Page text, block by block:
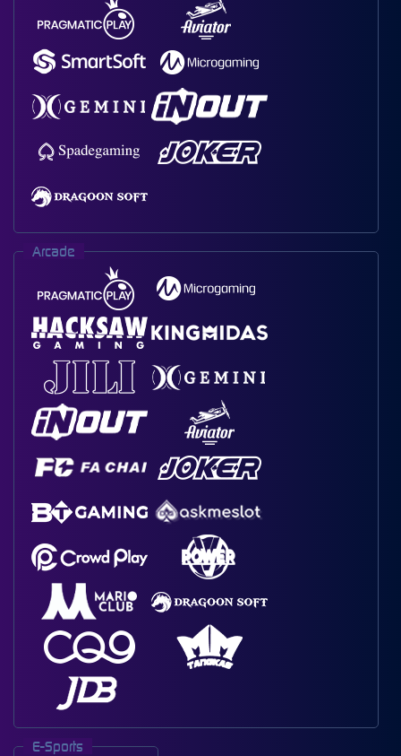
Arcade
E-Sports